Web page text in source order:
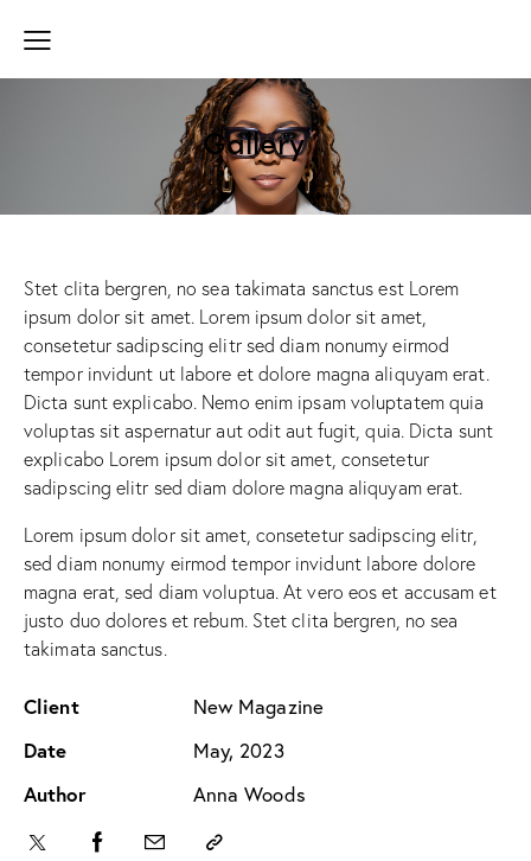
Gallery
Stet clita bergren, no sea takimata sanctus est Lorem
ipsum dolor sit amet. Lorem ipsum dolor sit amet,
consetetur sadipscing elitr sed diam nonumy eirmod
tempor invidunt ut labore et dolore magna aliquyam erat.
Dicta sunt explicabo. Nemo enim ipsam voluptatem quia
voluptas sit aspernatur aut odit aut fugit, quia. Dicta sunt
explicabo Lorem ipsum dolor sit amet, consetetur
sadipscing elitr sed diam dolore magna aliquyam erat.
Lorem ipsum dolor sit amet, consetetur sadipscing elitr,
sed diam nonumy eirmod tempor invidunt labore dolore
magna erat, sed diam voluptua. At vero eos et accusam et
justo duo dolores et rebum. Stet clita bergren, no sea
takimata sanctus.
Client
New Magazine
Date
May, 2023
Author
Anna Woods